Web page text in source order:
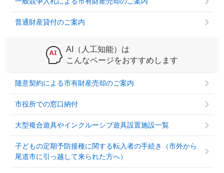
普通財産貸付のご案内
AI（人工知能）は
こんなページをおすすめします
随意契約による市有財産売却のご案内
市役所での窓口納付
大型複合遊具やインクルーシブ遊具設置施設一覧
子どもの定期予防接種に関する転入者の手続き（市外から
尾道市に引っ越して来られた方へ）